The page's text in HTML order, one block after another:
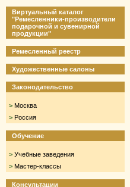
Виртуальный каталог
"Ремесленники-производители
подарочной и сувенирной
продукции"
Ремесленный реестр
Художественные салоны
Законодательство
> Москва
> Россия
Обучение
> Учебные заведения
> Мастер-классы
Консультации